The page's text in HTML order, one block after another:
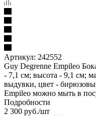
Артикул: 242552
Guy Degrenne Empileo
- 7,1 см; высота - 9,1 см;
выдувки, цвет -
Empileo можно мыть в
Подробности
2 300 руб./шт